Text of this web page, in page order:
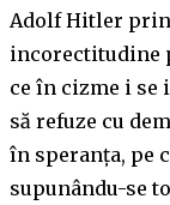
Adolf Hitler
incorectitudine
ce în cizme i se
să refuze cu
în speranța, pe
supunându-se